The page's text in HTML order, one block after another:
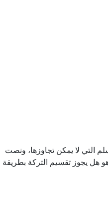
التي لا يمكن تجاوزها، ونصت
هل يجوز تقسيم التركة بطريقة